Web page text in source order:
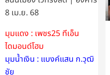
8 เม.ย. 68
มุมแดง : เพชร25 ทีเอ็น
ไดมอนด์โฮม
มุมน้ำเงิน : แบงค์แสน ก.วุฒิ
ชัย